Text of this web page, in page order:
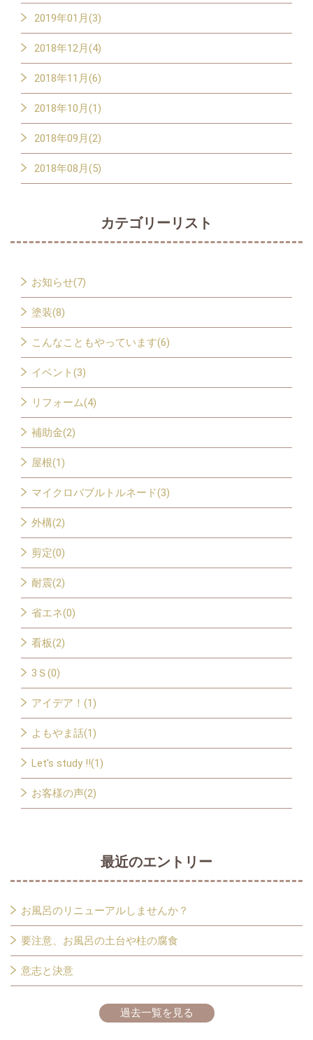
2019年01月(3)
2018年12月(4)
2018年11月(6)
2018年10月(1)
2018年09月(2)
2018年08月(5)
カテゴリーリスト
お知らせ(7)
塗装(8)
こんなこともやっています(6)
イベント(3)
リフォーム(4)
補助金(2)
屋根(1)
マイクロバブルトルネード(3)
外構(2)
剪定(0)
耐震(2)
省エネ(0)
看板(2)
3Ｓ(0)
アイデア！(1)
よもやま話(1)
Let's study !!(1)
お客様の声(2)
最近のエントリー
お風呂のリニューアルしませんか？
要注意、お風呂の土台や柱の腐食
意志と決意
過去一覧を見る